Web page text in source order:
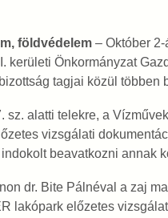
földvédelem– Október 2-
kerületi Önkormányzat
tagjai közül többen
sz. alatti telekre, a
vizsgálati
beavatkozni annak
dr. Bite Pálnéval a zaj
lakópark előzetes